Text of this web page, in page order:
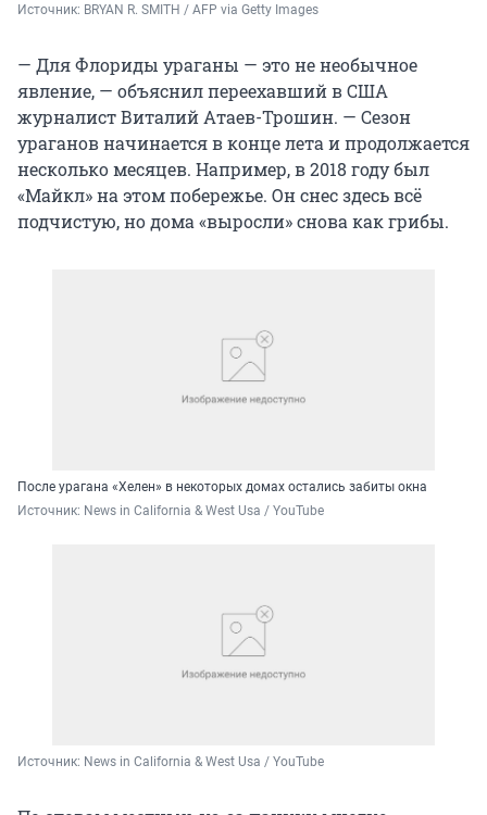
Источник: BRYAN R. SMITH / AFP via Getty Images
— Для Флориды ураганы — это не необычное
явление, — объяснил переехавший в США
журналист Виталий Атаев-Трошин. — Сезон
ураганов начинается в конце лета и продолжается
несколько месяцев. Например, в 2018 году был
«Майкл» на этом побережье. Он снес здесь всё
подчистую, но дома «выросли» снова как грибы.
После урагана «Хелен» в некоторых домах остались забиты окна
Источник: News in California & West Usa / YouTube
Источник: News in California & West Usa / YouTube